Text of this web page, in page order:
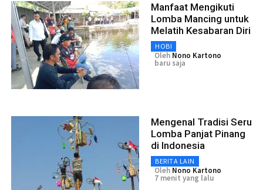
Manfaat Mengikuti
Lomba Mancing untuk
Melatih Kesabaran Diri
HOBI
Oleh Nono Kartono
baru saja
Mengenal Tradisi Seru
Lomba Panjat Pinang
di Indonesia
BERITA LAIN
Oleh Nono Kartono
7 menit yang lalu